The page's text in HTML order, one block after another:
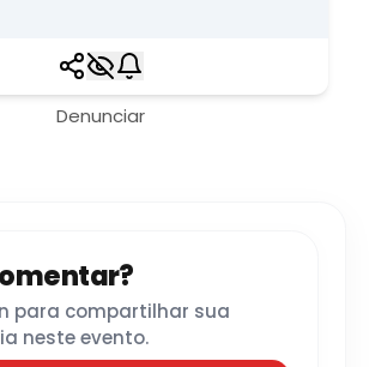
Denunciar
para compartilhar sua
neste evento.